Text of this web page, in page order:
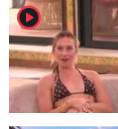
player2